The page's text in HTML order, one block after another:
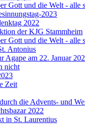
Gott und die Welt - alle
2023
2022
der KJG Stammheim
Gott und die Welt - alle
Antonius
Agape am 22. Januar
nicht
Zeit
die Advents- und
2022
in St. Laurentius